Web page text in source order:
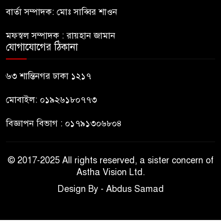
ভারত থেকে আসছে ২ দশমিক ৩
বার্তা সম্পাদক: মোঃ সাব্বির শাওন
মফস্বল সম্পাদক : রায়হান জামান
যোগাযোগের ঠিকানা
৬৩ শান্তিনগর ঢাকা ১২১৭
মোবাইল: ০১৯২৬১৮০৭৭৩
বিজ্ঞাপন বিভাগ : ০১৭৯১৩০৬৮০৪
© 2017-2025 All rights reserved, a sister concern of
Astha Vision Ltd.
Design By - Abdus Samad